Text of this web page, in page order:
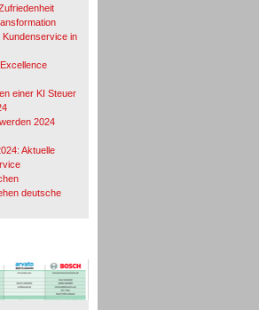
in
einer KI Steuer
2024
Aktuelle
deutsche